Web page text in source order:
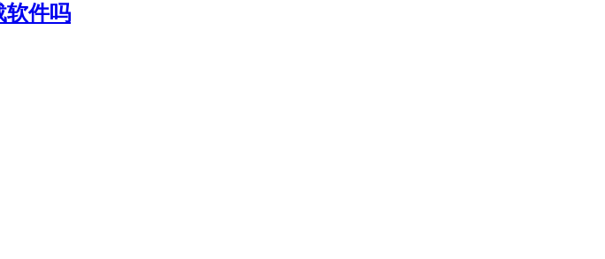
软件吗